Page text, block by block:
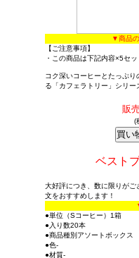
▼商品
【ご注意事項】
・この商品は下記内容×5セッ
コク深いコーヒーとたっぷ
る「カフェラトリー」シリー
販
(
ベスト
大好評につき、数に限りが
文をおすすめします！
●単位（Sコーヒー）1箱
●入り数20本
●商品種別アソートボックス
●色-
●材質-